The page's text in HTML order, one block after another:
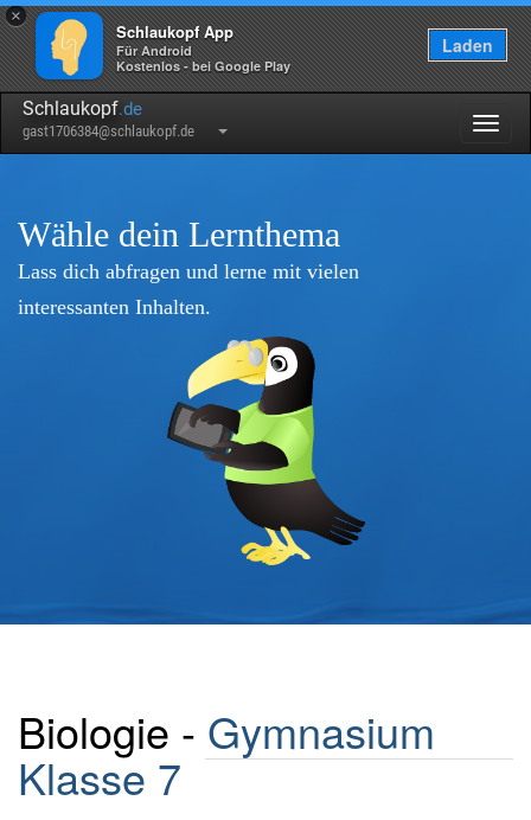
×
Schlaukopf App
Für Android
Kostenlos - bei Google Play
Laden
Schlaukopf.de
gast1706384@schlaukopf.de
Wähle dein Lernthema
Lass dich abfragen und lerne mit vielen
interessanten Inhalten.
Biologie - Gymnasium
Klasse 7